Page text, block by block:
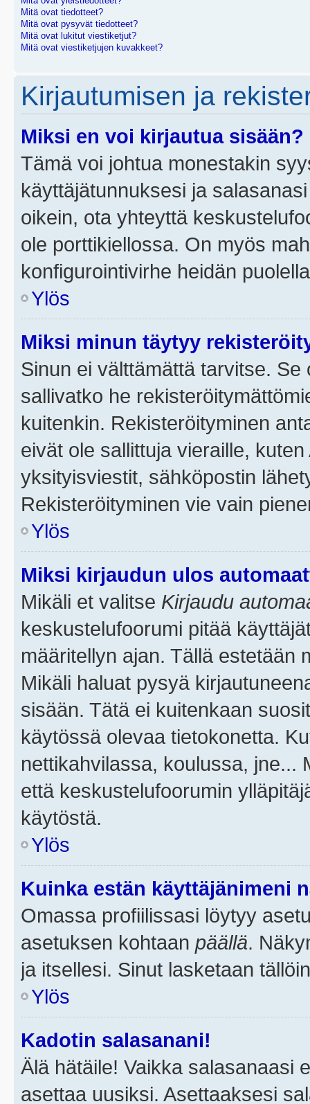
Mitä ovat tiedotteet?
Mitä ovat pysyvät tiedotteet?
Mitä ovat lukitut viestiketjut?
Mitä ovat viestiketjujen kuvakkeet?
Kirjautumisen ja
Miksi en voi kirjautua sisään?
Tämä voi johtua monestakin
käyttäjätunnuksesi ja
oikein, ota yhteyttä
ole porttikiellossa. On myös
konfigurointivirhe heidän
Ylös
Miksi minun täytyy
Sinun ei välttämättä tarvitse.
sallivatko he
kuitenkin. Rekisteröityminen
eivät ole sallittuja vieraille,
yksityisviestit, sähköpostin
Rekisteröityminen vie vain
Ylös
Miksi kirjaudun ulos
Mikäli et valitse Kirjaudu
keskustelufoorumi pitää
määritellyn ajan. Tällä estetään
Mikäli haluat pysyä
sisään. Tätä ei kuitenkaan
käytössä olevaa tietokonetta.
nettikahvilassa, koulussa, jne...
että keskustelufoorumin
käytöstä.
Ylös
Kuinka estän käyttäjänimeni
Omassa profiilissasi löytyy
asetuksen kohtaan päällä.
ja itsellesi. Sinut lasketaan
Ylös
Kadotin salasanani!
Älä hätäile! Vaikka salasanaasi
asettaa uusiksi. Asettaaksesi